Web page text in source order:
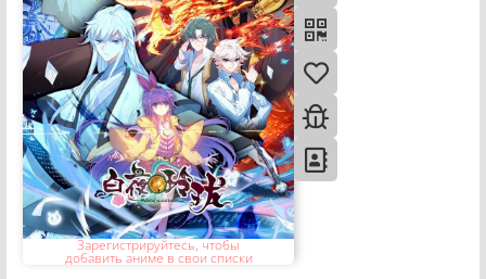
Зарегистрируйтесь, чтобы
добавить аниме в свои списки